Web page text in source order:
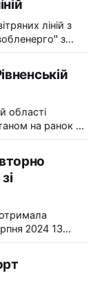
ліній з
5 нових
програми на
області
через
в
пошкоджено
запитала
–